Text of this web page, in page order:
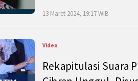
13 Maret 2024, 19:17 WIB
Video
Rekapitulasi Suara